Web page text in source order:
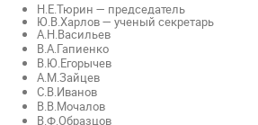
Н.Е.Тюрин — председатель
Ю.В.Харлов — ученый секретарь
А.Н.Васильев
В.А.Гапиенко
В.Ю.Егорычев
А.М.Зайцев
С.В.Иванов
В.В.Мочалов
В.Ф.Образцов